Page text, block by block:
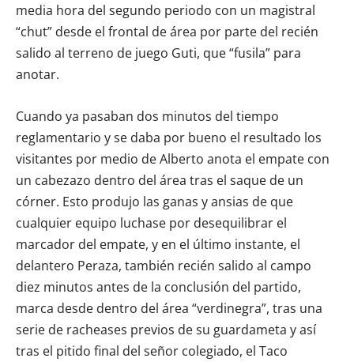
media hora del segundo periodo con un magistral
“chut” desde el frontal de área por parte del recién
salido al terreno de juego Guti, que “fusila” para
anotar.
Cuando ya pasaban dos minutos del tiempo
reglamentario y se daba por bueno el resultado los
visitantes por medio de Alberto anota el empate con
un cabezazo dentro del área tras el saque de un
córner. Esto produjo las ganas y ansias de que
cualquier equipo luchase por desequilibrar el
marcador del empate, y en el último instante, el
delantero Peraza, también recién salido al campo
diez minutos antes de la conclusión del partido,
marca desde dentro del área “verdinegra”, tras una
serie de racheases previos de su guardameta y así
tras el pitido final del señor colegiado, el Taco